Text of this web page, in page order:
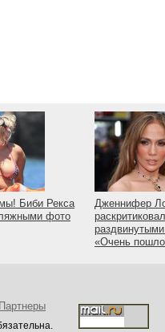
Биби Рекса
фото
Дженнифер
«Очень
Партнеры